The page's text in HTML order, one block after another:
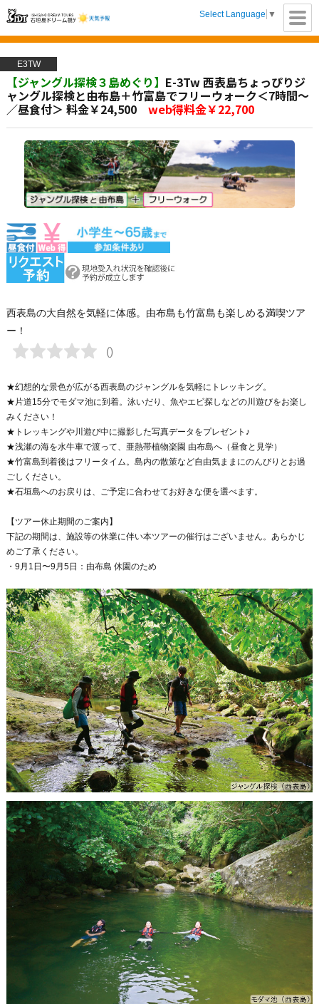
【公式】石垣島ド
リーム観光 |八重山
の離島観光ツアー
をご案内します
Select Language ▼
【ジャングル探検３島めぐり】 E-3Tw 西表島ちょっぴりジ
ャングル探検と由布島＋竹富島でフリーウォーク＜7時間～
／昼食付＞ 料金￥24,500 web得料金￥22,700
E3TW
西表島の大自然を気軽に体感。由布島も竹富島も楽しめる満喫ツア
ー！
★幻想的な景色が広がる西表島のジャングルを気軽にトレッキング。
★片道15分でモダマ池に到着。泳いだり、魚やエビ探しなどの川遊びをお楽し
みください！
★トレッキングや川遊び中に撮影した写真データをプレゼント♪
★浅瀬の海を水牛車で渡って、亜熱帯植物楽園 由布島へ（昼食と見学）
★竹富島到着後はフリータイム。島内の散策など自由気ままにのんびりとお過
ごしください。
★石垣島へのお戻りは、ご予定に合わせてお好きな便を選べます。
【ツアー休止期間のご案内】
下記の期間は、施設等の休業に伴い本ツアーの催行はございません。あらかじ
めご了承ください。
・9月1日〜9月5日：由布島 休園のため